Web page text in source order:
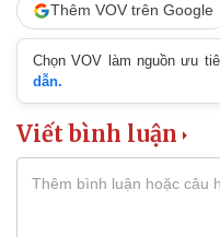
Thêm VOV trên Google
Chọn VOV làm nguồn ưu
dẫn.
Viết bình luận